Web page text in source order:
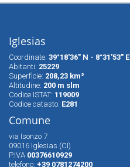
Iglesias
Coordinate: 39°18'36" N - 8°31'53" E
Abitanti: 25229
Superfìcie: 208,23 km²
Altitudine: 200 m slm
Codice ISTAT: 119009
Codice catasto: E281
Comune
via Isonzo 7
09016 Iglesias (CI)
P.IVA 00376610929
telefono: +39 0781274200